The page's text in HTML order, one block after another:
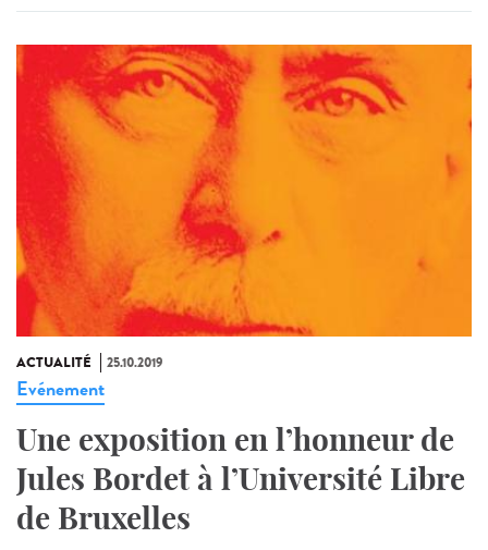
ACTUALITÉ 25.10.2019
Evénement
Une exposition en l’honneur de
Jules Bordet à l’Université Libre
de Bruxelles